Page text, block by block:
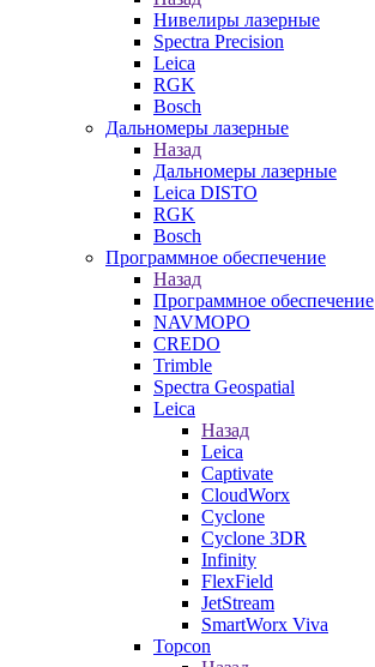
Нивелиры лазерные
Spectra Precision
Leica
RGK
Bosch
Дальномеры лазерные
Назад
Дальномеры лазерные
Leica DISTO
RGK
Bosch
Программное обеспечение
Назад
Программное обеспечение
NAVMOPO
CREDO
Trimble
Spectra Geospatial
Leica
Назад
Leica
Captivate
CloudWorx
Cyclone
Cyclone 3DR
Infinity
FlexField
JetStream
SmartWorx Viva
Topcon